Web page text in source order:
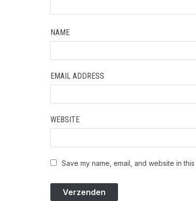
NAME
EMAIL ADDRESS
WEBSITE
Save my name, email, and website in